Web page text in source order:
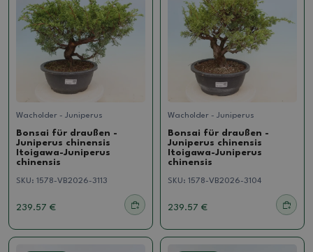
Wacholder - Juniperus
Bonsai für draußen -
Juniperus chinensis
Itoigawa-Juniperus
chinensis
SKU: 1578-VB2026-3113
239.57 €
Wacholder - Juniperus
Bonsai für draußen -
Juniperus chinensis
Itoigawa-Juniperus
chinensis
SKU: 1578-VB2026-3104
239.57 €